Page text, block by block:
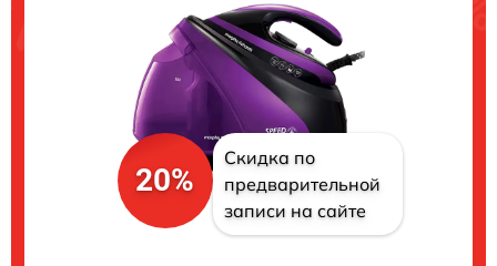
20%
Скидка по
предварительной
записи на сайте